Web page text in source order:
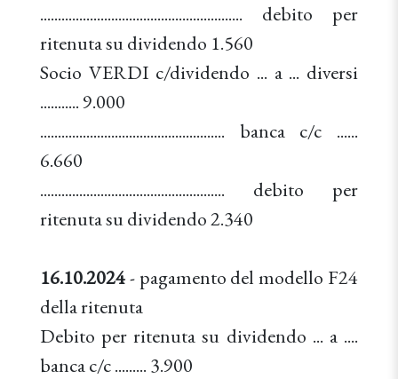
......................................................... debito per
ritenuta su dividendo 1.560
Socio VERDI c/dividendo ... a ... diversi
........... 9.000
.................................................... banca c/c ......
6.660
.................................................... debito per
ritenuta su dividendo 2.340
16.10.2024- pagamento del modello F24
della ritenuta
Debito per ritenuta su dividendo ... a ....
banca c/c ......... 3.900